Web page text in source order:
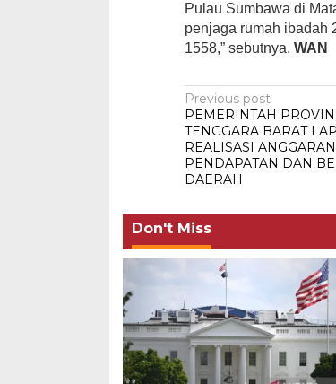
Pulau Sumbawa di
penjaga rumah ibadah
1558,” sebutnya.WAN
Post
navigation
Previous post
PEMERINTAH
TENGGARA BARAT
REALISASI ANGGARAN
PENDAPATAN DAN
DAERAH
Don't Miss